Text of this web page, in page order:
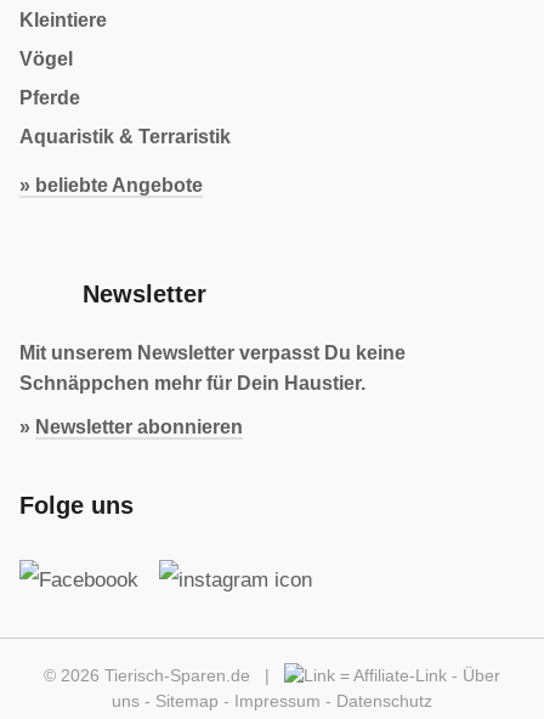
Kleintiere
Vögel
Pferde
Aquaristik & Terraristik
» beliebte Angebote
Newsletter
Mit unserem Newsletter verpasst Du keine
Schnäppchen mehr für Dein Haustier.
» Newsletter abonnieren
Folge uns
© 2026 Tierisch-Sparen.de | =Affiliate-Link - Über
uns - Sitemap - Impressum - Datenschutz